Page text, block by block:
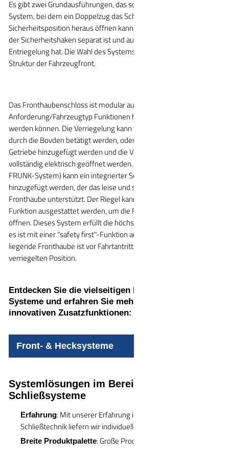
Es gibt zwei Grundausführungen, das so genannte "Doppelzug"-
System, bei dem ein Doppelzug das Schloss aus der
Sicherheitsposition heraus öffnen kann. Oder "single pull", bei dem
der Sicherheitshaken separat ist und auch eine separate
Entriegelung hat. Die Wahl des Systems richtet sich nach der
Struktur der Fahrzeugfront.
Das Fronthaubenschloss ist modular aufgebaut, so dass je nach
Anforderung/Fahrzeugtyp Funktionen hinzugefügt/entfernt
werden können. Die Verriegelung kann vollständig mechanisch
durch die Bovden betätigt werden, oder es kann ein elektrisches
Getriebe hinzugefügt werden und die Verriegelung kann
vollständig elektrisch geöffnet werden. Bei Bedarf (z.B. für das
FRUNK-System) kann ein integrierter Schließmechanismus
hinzugefügt werden, der das leise und sanfte Schließen der
Fronthaube unterstützt. Der Riegel kann auch mit einer Pop-up-
Funktion ausgestattet werden, um die Fronthaube richtig zu
öffnen. Dieses System erfüllt die höchsten Sicherheitsstandards,
es ist mit einer "safety first"-Funktion ausgestattet, d.h. die frei
liegende Fronthaube ist vor Fahrtantritt immer in einer
verriegelten Position.
Entdecken Sie die vielseitigen FRUNK / Trunk
Systeme und erfahren Sie mehr über ihre
innovativen Zusatzfunktionen:
Front- & Hecksysteme
Systemlösungen im Bereich
Schließsysteme
Erfahrung: Mit unserer Erfahrung im Bereich der
Schließtechnik liefern wir individuelle Systemlösungen
Breite Produktpalette: Große Produktvielfalt, die den